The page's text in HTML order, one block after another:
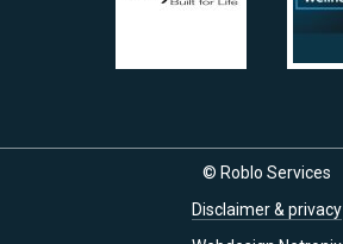
© Roblo Services
Disclaimer & privacy